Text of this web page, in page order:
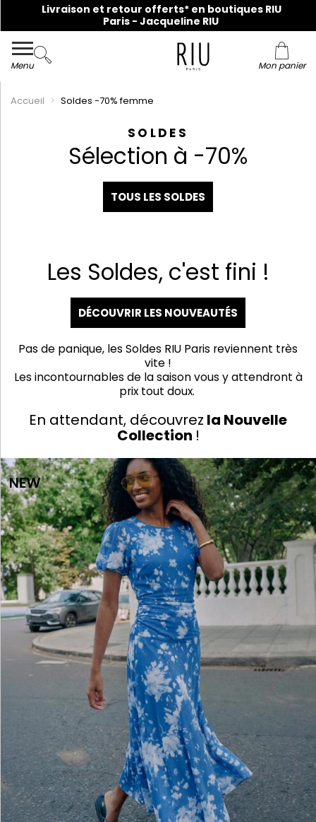
Collection du 36 au 48 en ligne et dans nos magasins !
Livraison et retour offerts* en boutiques RIU
Menu Mon panier
Accueil Soldes -70% femme
SOLDES
Sélection à -70%
TOUS LES SOLDES
Les Soldes, c'est fini !
DÉCOUVRIR LES NOUVEAUTÉS
Pas de panique, les Soldes RIU Paris reviennent très
vite !
Les incontournables de la saison vous y attendront à
prix tout doux.
En attendant, découvrez la Nouvelle
Collection !